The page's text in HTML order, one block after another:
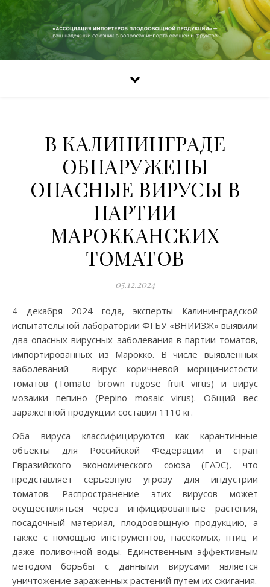
В КАЛИНИНГРАДЕ
ОБНАРУЖЕНЫ
ОПАСНЫЕ ВИРУСЫ В
ПАРТИИ
МАРОККАНСКИХ
ТОМАТОВ
05.12.2024
4 декабря 2024 года, эксперты Калининградской
испытательной лаборатории ФГБУ «ВНИИЗЖ» выявили
два опасных вирусных заболевания в партии томатов,
импортированных из Марокко. В числе выявленных
заболеваний – вирус коричневой морщинистости
томатов (Tomato brown rugose fruit virus) и вирус
мозаики пепино (Pepino mosaic virus). Общий вес
зараженной продукции составил 1110 кг.
Оба вируса классифицируются как карантинные
объекты для Российской Федерации и стран
Евразийского экономического союза (ЕАЭС), что
представляет серьезную угрозу для индустрии
томатов. Распространение этих вирусов может
осуществляться через инфицированные растения,
посадочный материал, плодоовощную продукцию, а
также с помощью инструментов, насекомых, птиц и
даже поливочной воды. Единственным эффективным
методом борьбы с данными вирусами является
уничтожение зараженных растений путем их сжигания.